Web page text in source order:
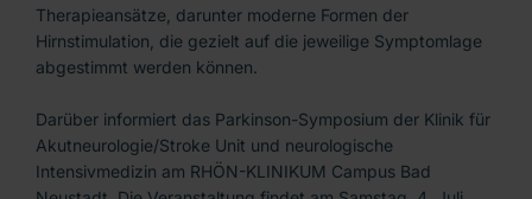
Therapieansätze, darunter moderne Formen der
Hirnstimulation, die gezielt auf die jeweilige Symptomlage
abgestimmt werden können.
Darüber informiert das Parkinson-Symposium der Klinik für
Akutneurologie/Stroke Unit und neurologische
Intensivmedizin am RHÖN-KLINIKUM Campus Bad